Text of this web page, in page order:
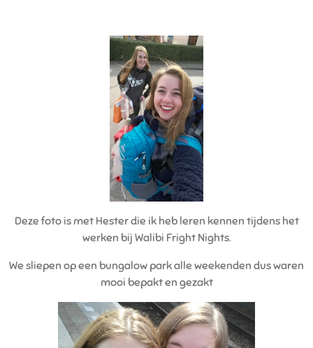
Deze foto is met Hester die ik heb leren kennen tijdens het
werken bij Walibi Fright Nights.
We sliepen op een bungalow park alle weekenden dus waren
mooi bepakt en gezakt